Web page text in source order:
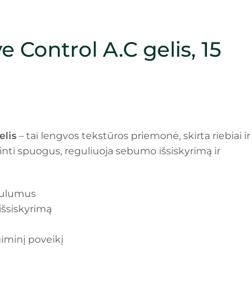
Control A.C gelis, 15
– tai lengvos tekstūros priemonė, skirta riebiai ir
spuogus, reguliuoja sebumo išsiskyrimą ir
poveikį